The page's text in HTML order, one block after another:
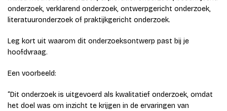
onderzoek, verklarend onderzoek, ontwerpgericht onderzoek,
literatuuronderzoek of praktijkgericht onderzoek.
Leg kort uit waarom dit onderzoeksontwerp past bij je
hoofdvraag.
Een voorbeeld:
“Dit onderzoek is uitgevoerd als kwalitatief onderzoek, omdat
het doel was om inzicht te krijgen in de ervaringen van